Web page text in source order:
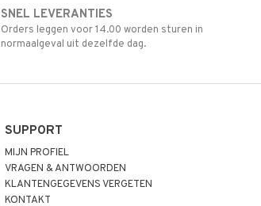
SNEL LEVERANTIES
Orders leggen voor 14.00 worden sturen in
normaalgeval uit dezelfde dag.
SUPPORT
MIJN PROFIEL
VRAGEN & ANTWOORDEN
KLANTENGEGEVENS VERGETEN
KONTAKT